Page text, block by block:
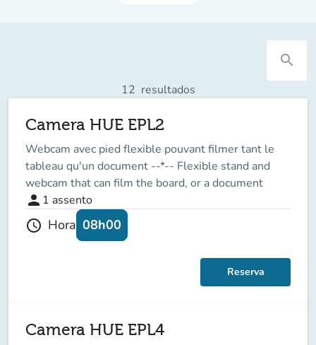
search
12 resultados
Camera HUE EPL2
Webcam avec pied flexible pouvant filmer tant le
tableau qu'un document --*-- Flexible stand and
webcam that can film the board, or a document
person 1 assento
schedule Hora 08h00
Reserva
Camera HUE EPL4